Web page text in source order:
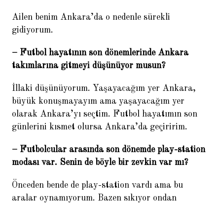
Ailen benim Ankara’da o nedenle sürekli
gidiyorum.
– Futbol hayatının son dönemlerinde Ankara
takımlarına gitmeyi düşünüyor musun?
İllaki düşünüyorum. Yaşayacağım yer Ankara,
büyük konuşmayayım ama yaşayacağım yer
olarak Ankara’yı seçtim. Futbol hayatımın son
günlerini kısmet olursa Ankara’da geçiririm.
– Futbolcular arasında son dönemde play-station
modası var. Senin de böyle bir zevkin var mı?
Önceden bende de play-station vardı ama bu
aralar oynamıyorum. Bazen sıkıyor ondan